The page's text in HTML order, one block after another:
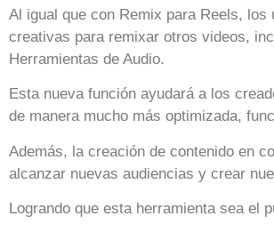
Al igual que con Remix para Reels,
creativas para remixar otros videos,
Herramientas de Audio.
Esta nueva función ayudará a los
de manera mucho más optimizada,
Además, la creación de contenido en
alcanzar nuevas audiencias y crear
Logrando que esta herramienta sea el